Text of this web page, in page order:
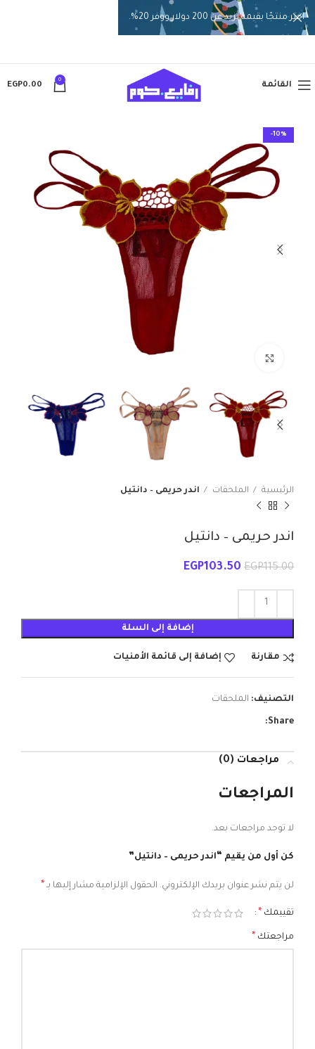
القائمة
0
EGP0.00
-10%
الرئيسية الملحقات اندر حريمى – دانتيل
اندر حريمى – دانتيل
EGP115.00
EGP103.50
إضافة إلى السلة
مقارنة إضافة إلى قائمة الأمنيات
التصنيف: الملحقات
Share:
مراجعات (0)
المراجعات
لا توجد مراجعات بعد.
كن أول من يقيم “اندر حريمى – دانتيل”
لن يتم نشر عنوان بريدك الإلكتروني. الحقول الإلزامية مشار إليها بـ *
تقييمك *
مراجعتك *
اختر منتجًا بقيمة تزيد عن 200 دولار ووفر 20%.